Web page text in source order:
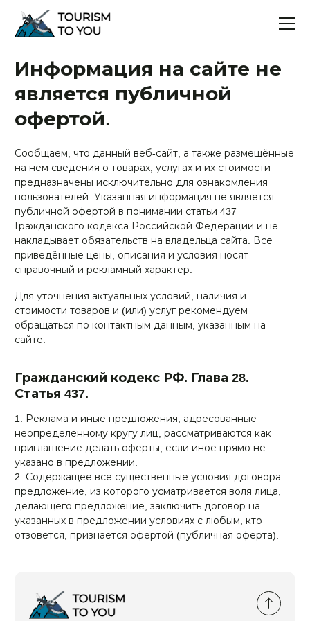
Информация на сайте не
является публичной
офертой.
Сообщаем, что данный веб-сайт, а также размещённые
на нём сведения о товарах, услугах и их стоимости
предназначены исключительно для ознакомления
пользователей. Указанная информация не является
публичной офертой в понимании статьи 437
Гражданского кодекса Российской Федерации и не
накладывает обязательств на владельца сайта. Все
приведённые цены, описания и условия носят
справочный и рекламный характер.
Для уточнения актуальных условий, наличия и
стоимости товаров и (или) услуг рекомендуем
обращаться по контактным данным, указанным на
сайте.
Гражданский кодекс РФ. Глава 28.
Статья 437.
1. Реклама и иные предложения, адресованные
неопределенному кругу лиц, рассматриваются как
приглашение делать оферты, если иное прямо не
указано в предложении.
2. Содержащее все существенные условия договора
предложение, из которого усматривается воля лица,
делающего предложение, заключить договор на
указанных в предложении условиях с любым, кто
отзовется, признается офертой (публичная оферта).